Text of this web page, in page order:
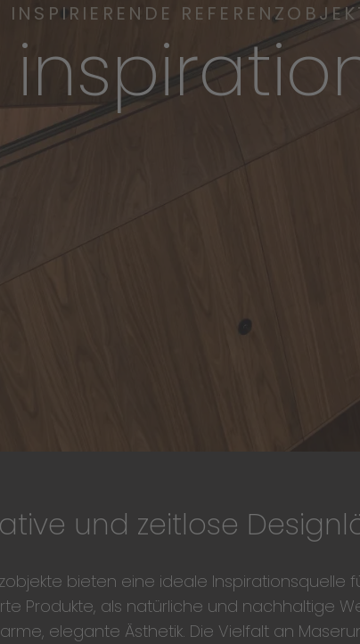
INSPIRIERENDE
und zeitlose
bieten eine ideale Inspirationsquelle
Produkte, als natürliche und nachhaltige
elegante Ästhetik. Die Vielfalt an